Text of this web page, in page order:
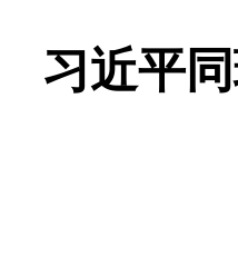
习近平